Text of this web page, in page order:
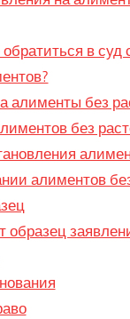
в суд
алименты без
без
алиментов
образец